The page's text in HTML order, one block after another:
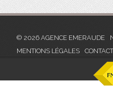
© 2026 AGENCE EMERAUDE
MENTIONS LÉGALES
CONTACT